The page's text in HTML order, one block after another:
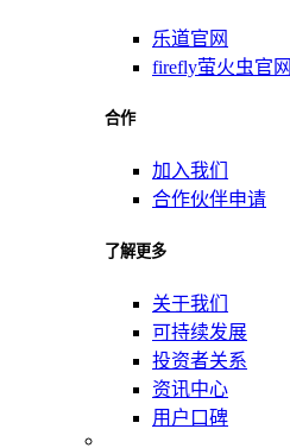
乐道官网
firefly萤火虫官网
合作
加入我们
合作伙伴申请
了解更多
关于我们
可持续发展
投资者关系
资讯中心
用户口碑